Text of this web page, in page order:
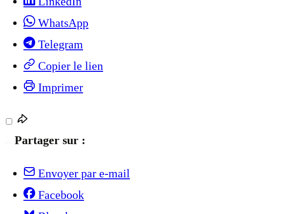
WhatsApp
Telegram
Copier le lien
Imprimer
Partager sur :
Envoyer par e-mail
Facebook